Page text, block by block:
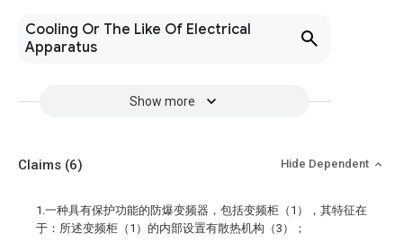
Cooling Or The Like Of Electrical
Apparatus
Show more
Claims (6) Hide Dependent
1.一种具有保护功能的防爆变频器，包括变频柜（1），其特征在
于：所述变频柜（1）的内部设置有散热机构（3）；